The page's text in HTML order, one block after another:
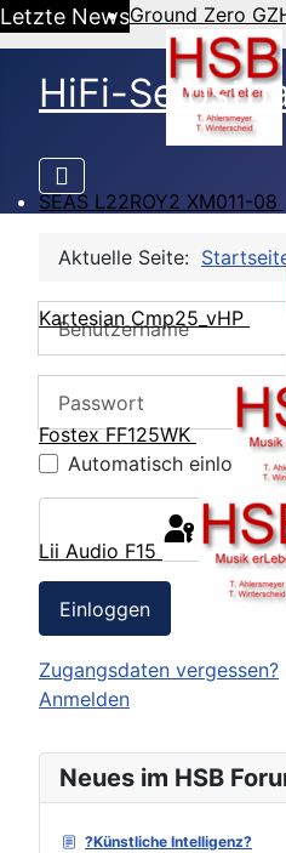
Letzte NewsGround Zero
SEAS L22ROY2 XM011-08
Kartesian Cmp25_vHP
Fostex FF125WK
Lii Audio F15
HiFi-
Neues im HSB
?Künstliche Intelligenz?
Aktuelle Seite:
Benutzername
Automatisch einloggen
Einloggen
Zugangsdaten vergessen?
Anmelden